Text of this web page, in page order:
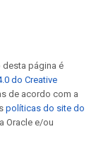
desta página é
do Creative
de acordo com a
políticas do site do
Oracle e/ou